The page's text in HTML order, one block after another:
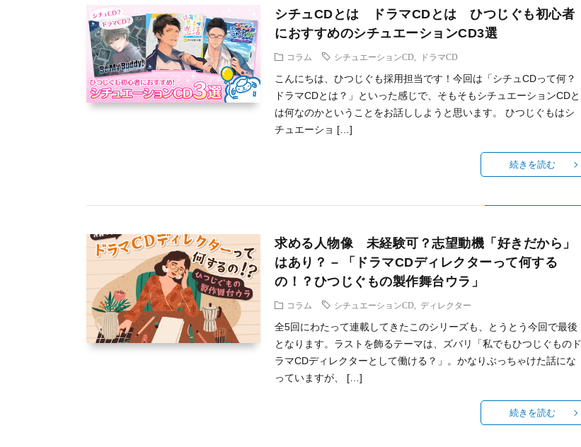
シチュCDとは ドラマCDとは ひつじぐも初心者
におすすめのシチュエーションCD3選
コラム シチュエーションCD ドラマCD
こんにちは、ひつじぐも採用担当です！今回は「シチュCDって何？
ドラマCDとは？」といった感じで、そもそもシチュエーションCDと
は何なのかということをお話ししようと思います。 ひつじぐもはシ
チュエーショ […]
続きを読む
求める人物像 未経験可？志望動機「好きだから」
はあり？ – 「ドラマCDディレクターって何する
の！？ひつじぐもの製作舞台ウラ」
コラム シチュエーションCD ,ディレクター
全5回にわたって連載してきたこのシリーズも、とうとう今回で最後
となります。ラストを飾るテーマは、ズバリ「私でもひつじぐものド
ラマCDディレクターとして働ける？」。かなりぶっちゃけた話にな
っていますが、 […]
続きを読む